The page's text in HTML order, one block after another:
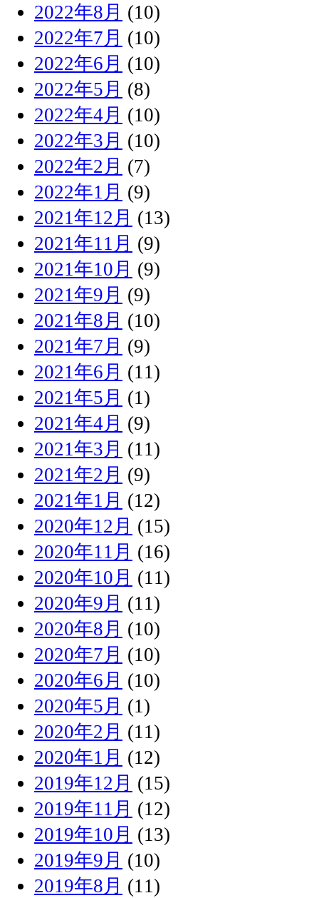
2022年8月 (10)
2022年7月 (10)
2022年6月 (10)
2022年5月 (8)
2022年4月 (10)
2022年3月 (10)
2022年2月 (7)
2022年1月 (9)
2021年12月 (13)
2021年11月 (9)
2021年10月 (9)
2021年9月 (9)
2021年8月 (10)
2021年7月 (9)
2021年6月 (11)
2021年5月 (1)
2021年4月 (9)
2021年3月 (11)
2021年2月 (9)
2021年1月 (12)
2020年12月 (15)
2020年11月 (16)
2020年10月 (11)
2020年9月 (11)
2020年8月 (10)
2020年7月 (10)
2020年6月 (10)
2020年5月 (1)
2020年2月 (11)
2020年1月 (12)
2019年12月 (15)
2019年11月 (12)
2019年10月 (13)
2019年9月 (10)
2019年8月 (11)